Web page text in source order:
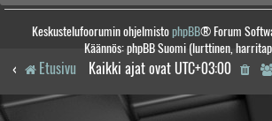
Keskustelufoorumin ohjelmistophpBB® Forum
Käännös: phpBB Suomi (lurttinen,
Etusivu Kaikki ajat ovat UTC+03:00